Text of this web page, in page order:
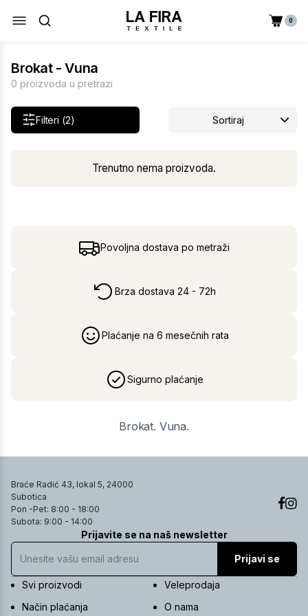
0
Brokat - Vuna
0 proizvoda u pretrazi
Filteri (2) Sortiraj
Trenutno nema proizvoda.
Povoljna dostava po metraži
Brza dostava 24 - 72h
Plaćanje na 6 mesečnih rata
Sigurno plaćanje
Brokat. Vuna.
Braće Radić 43, lokal 5, 24000
Subotica
Pon -Pet: 8:00 - 18:00
Subota: 9:00 - 14:00
Prijavite se na naš newsletter
Prijavi se
Svi proizvodi
Veleprodaja
Način plaćanja
O nama